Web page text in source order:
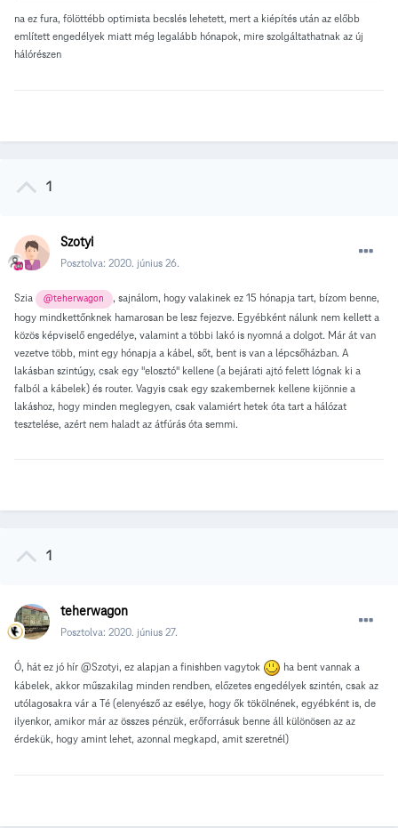
na ez fura, fölöttébb optimista becslés lehetett, mert a kiépítés után az előbb
említett engedélyek miatt még legalább hónapok, mire szolgáltathatnak az új
hálórészen
1
Szotyi
Posztolva: 2020. június 26.
Szia @teherwagon
, sajnálom, hogy valakinek ez 15 hónapja tart, bízom benne,
hogy mindkettőnknek hamarosan be lesz fejezve. Egyébként nálunk nem kellett a
közös képviselő engedélye, valamint a többi lakó is nyomná a dolgot. Már át van
vezetve több, mint egy hónapja a kábel, sőt, bent is van a lépcsőházban. A
lakásban szintúgy, csak egy "elosztó" kellene (a bejárati ajtó felett lógnak ki a
falból a kábelek) és router. Vagyis csak egy szakembernek kellene kijönnie a
lakáshoz, hogy minden meglegyen, csak valamiért hetek óta tart a hálózat
tesztelése, azért nem haladt az átfúrás óta semmi.
1
teherwagon
Posztolva: 2020. június 27.
Ó, hát ez jó hír @Szotyi, ez alapjan a finishben vagytok
ha bent vannak a
kábelek, akkor műszakilag minden rendben, előzetes engedélyek szintén, csak az
utólagosakra vár a Té (elenyésző az esélye, hogy ők tökölnének, egyébként is, de
ilyenkor, amikor már az összes pénzük, erőforrásuk benne áll különösen az az
érdekük, hogy amint lehet, azonnal megkapd, amit szeretnél)